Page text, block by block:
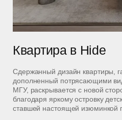
Квартира в Hide
Сдержанный дизайн квартиры,
дополненный потрясающими
МГУ, раскрывается с новой
благодаря яркому островку
ставшей настоящей изюминкой